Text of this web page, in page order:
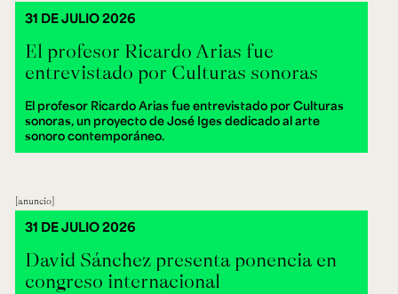
El profesor Ricardo Arias fue
entrevistado por Culturas sonoras
El profesor Ricardo Arias fue entrevistado por Culturas
sonoras, un proyecto de José Iges dedicado al arte
sonoro contemporáneo.
31 DE JULIO 2026
anuncio
David Sánchez presenta ponencia en
congreso internacional
31 DE JULIO 2026